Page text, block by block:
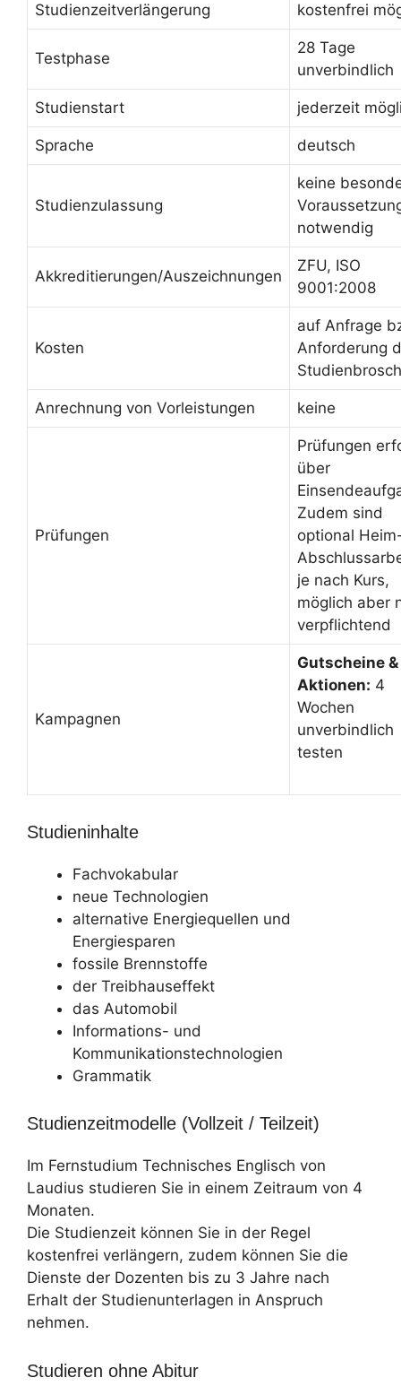
Studienzeitverlängerung kostenfrei
Testphase
28 Tage
unverbindlich
Studienstart jederzeit
Sprache deutsch
Studienzulassung
keine
notwendig
Akkreditierungen/Auszeichnungen
ZFU, ISO
9001:2008
Kosten
auf Anfrage
Anforderung
Anrechnung von Vorleistungen keine
Prüfungen
Prüfungen
über
Zudem sind
optional
je nach Kurs,
möglich aber
verpflichtend
Kampagnen
Gutscheine &
Aktionen: 4
Wochen
unverbindlich
testen
Studieninhalte
Fachvokabular
neue Technologien
alternative Energiequellen und
Energiesparen
fossile Brennstoffe
der Treibhauseffekt
das Automobil
Informations- und
Kommunikationstechnologien
Grammatik
Studienzeitmodelle (Vollzeit / Teilzeit)
Im Fernstudium Technisches Englisch von
Laudius studieren Sie in einem Zeitraum von 4
Monaten.
Die Studienzeit können Sie in der Regel
kostenfrei verlängern, zudem können Sie die
Dienste der Dozenten bis zu 3 Jahre nach
Erhalt der Studienunterlagen in Anspruch
nehmen.
Studieren ohne Abitur